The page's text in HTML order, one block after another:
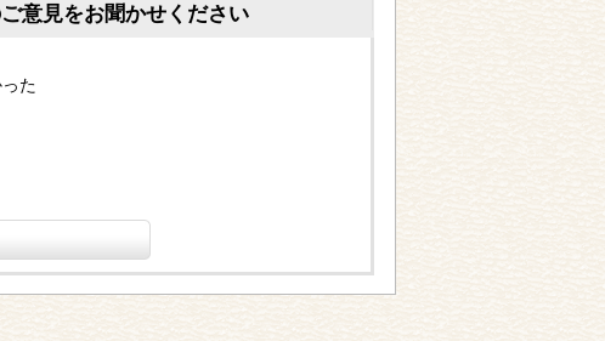
意見をお聞かせください
た